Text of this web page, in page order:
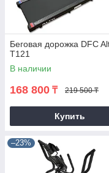
Беговая дорожка DFC
T121
В наличии
168 800 ₸ 219 500 ₸
Купить
–23%